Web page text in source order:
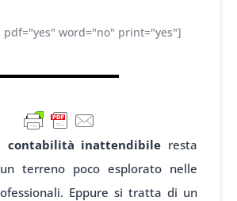
pdf="yes" word="no" print="yes"]
contabilità inattendibile resta
terreno poco esplorato nelle
Eppure si tratta di un